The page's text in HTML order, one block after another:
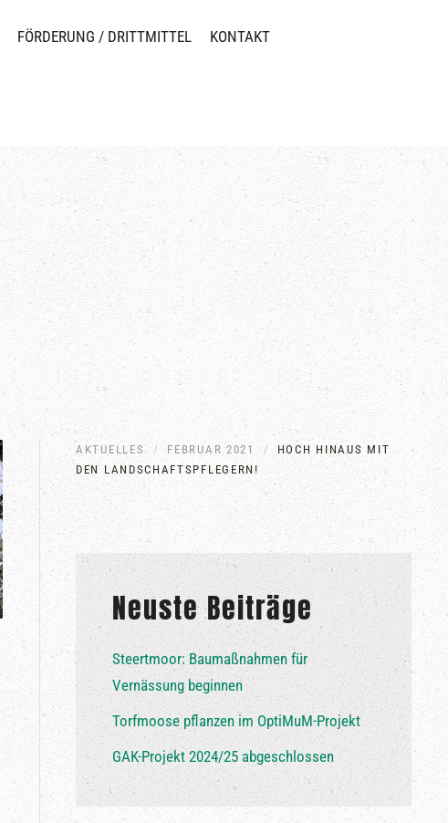
FÖRDERUNG / DRITTMITTEL KONTAKT
AKTUELLES FEBRUAR 2021
HOCH HINAUS MIT
DEN LANDSCHAFTSPFLEGERN!
Neuste Beiträge
Steertmoor: Baumaßnahmen für
Vernässung beginnen
Torfmoose pflanzen im OptiMuM-Projekt
GAK-Projekt 2024/25 abgeschlossen